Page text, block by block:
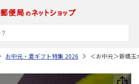
お中元・夏ギフト特集 2026 ＜お中元＞新橋